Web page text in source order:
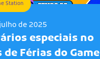
Station
de 2025
especiais no
de Férias do Game